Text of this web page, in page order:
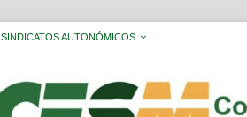
SINDICATOS AUTONÓMICOS